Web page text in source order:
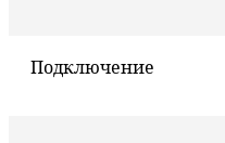
Подключение